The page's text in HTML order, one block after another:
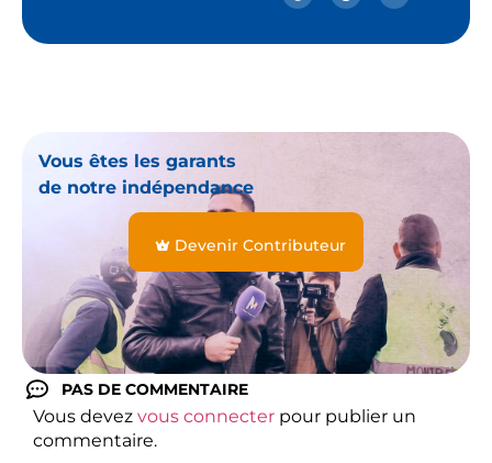
Vous êtes les garants
de notre indépendance
Devenir Contributeur
PAS DE COMMENTAIRE
Vous devez vous connecter pour publier un
commentaire.